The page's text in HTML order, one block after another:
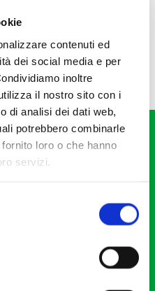
contenuti ed
dei social media e per
inoltre
il nostro sito con i
di analisi dei dati web,
potrebbero combinarle
loro o che hanno
servizi.